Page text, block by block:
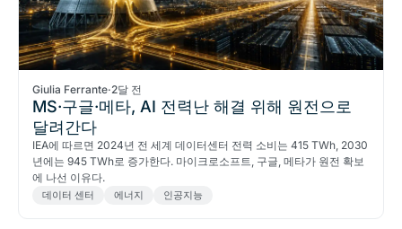
Giulia Ferrante·2달 전
MS·구글·메타, AI 전력난 해결 위해 원전으로
달려간다
IEA에 따르면 2024년 전 세계 데이터센터 전력 소비는 415 TWh, 2030
년에는 945 TWh로 증가한다. 마이크로소프트, 구글, 메타가 원전 확보
에 나선 이유다.
데이터 센터 에너지 인공지능